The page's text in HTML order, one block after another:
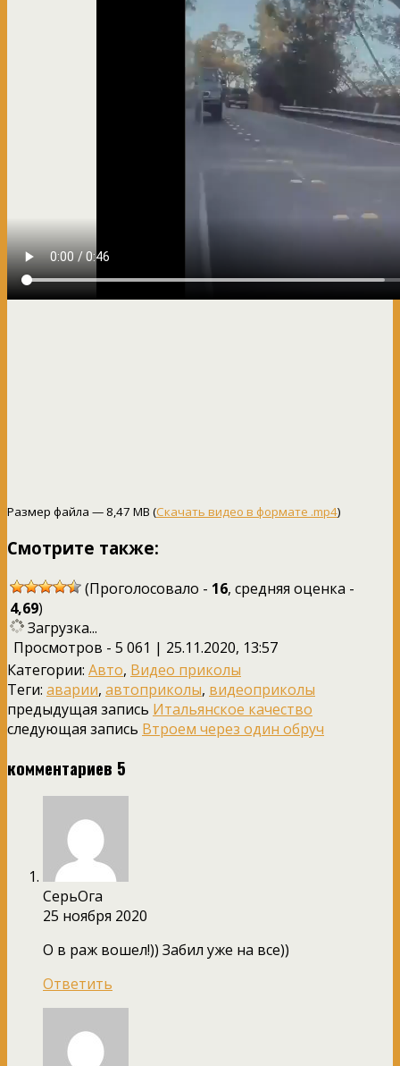
Размер файла — 8,47 MB (Скачать видео в формате .mp4)
Смотрите также:
(Проголосовало - 16, средняя оценка -
4,69)
Загрузка...
Просмотров - 5 061 | 25.11.2020, 13:57
Категории: Авто, Видео приколы
Теги: аварии, автоприколы, видеоприколы
предыдущая запись Итальянское качество
следующая запись Втроем через один обруч
комментариев 5
СерьОга
25 ноября 2020
О в раж вошел!)) Забил уже на все))
Ответить